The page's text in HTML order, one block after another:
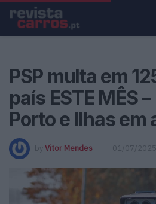
PSP multa em
país ESTE MÊS
Porto e Ilhas em
by Vitor Mendes 01/07/2025